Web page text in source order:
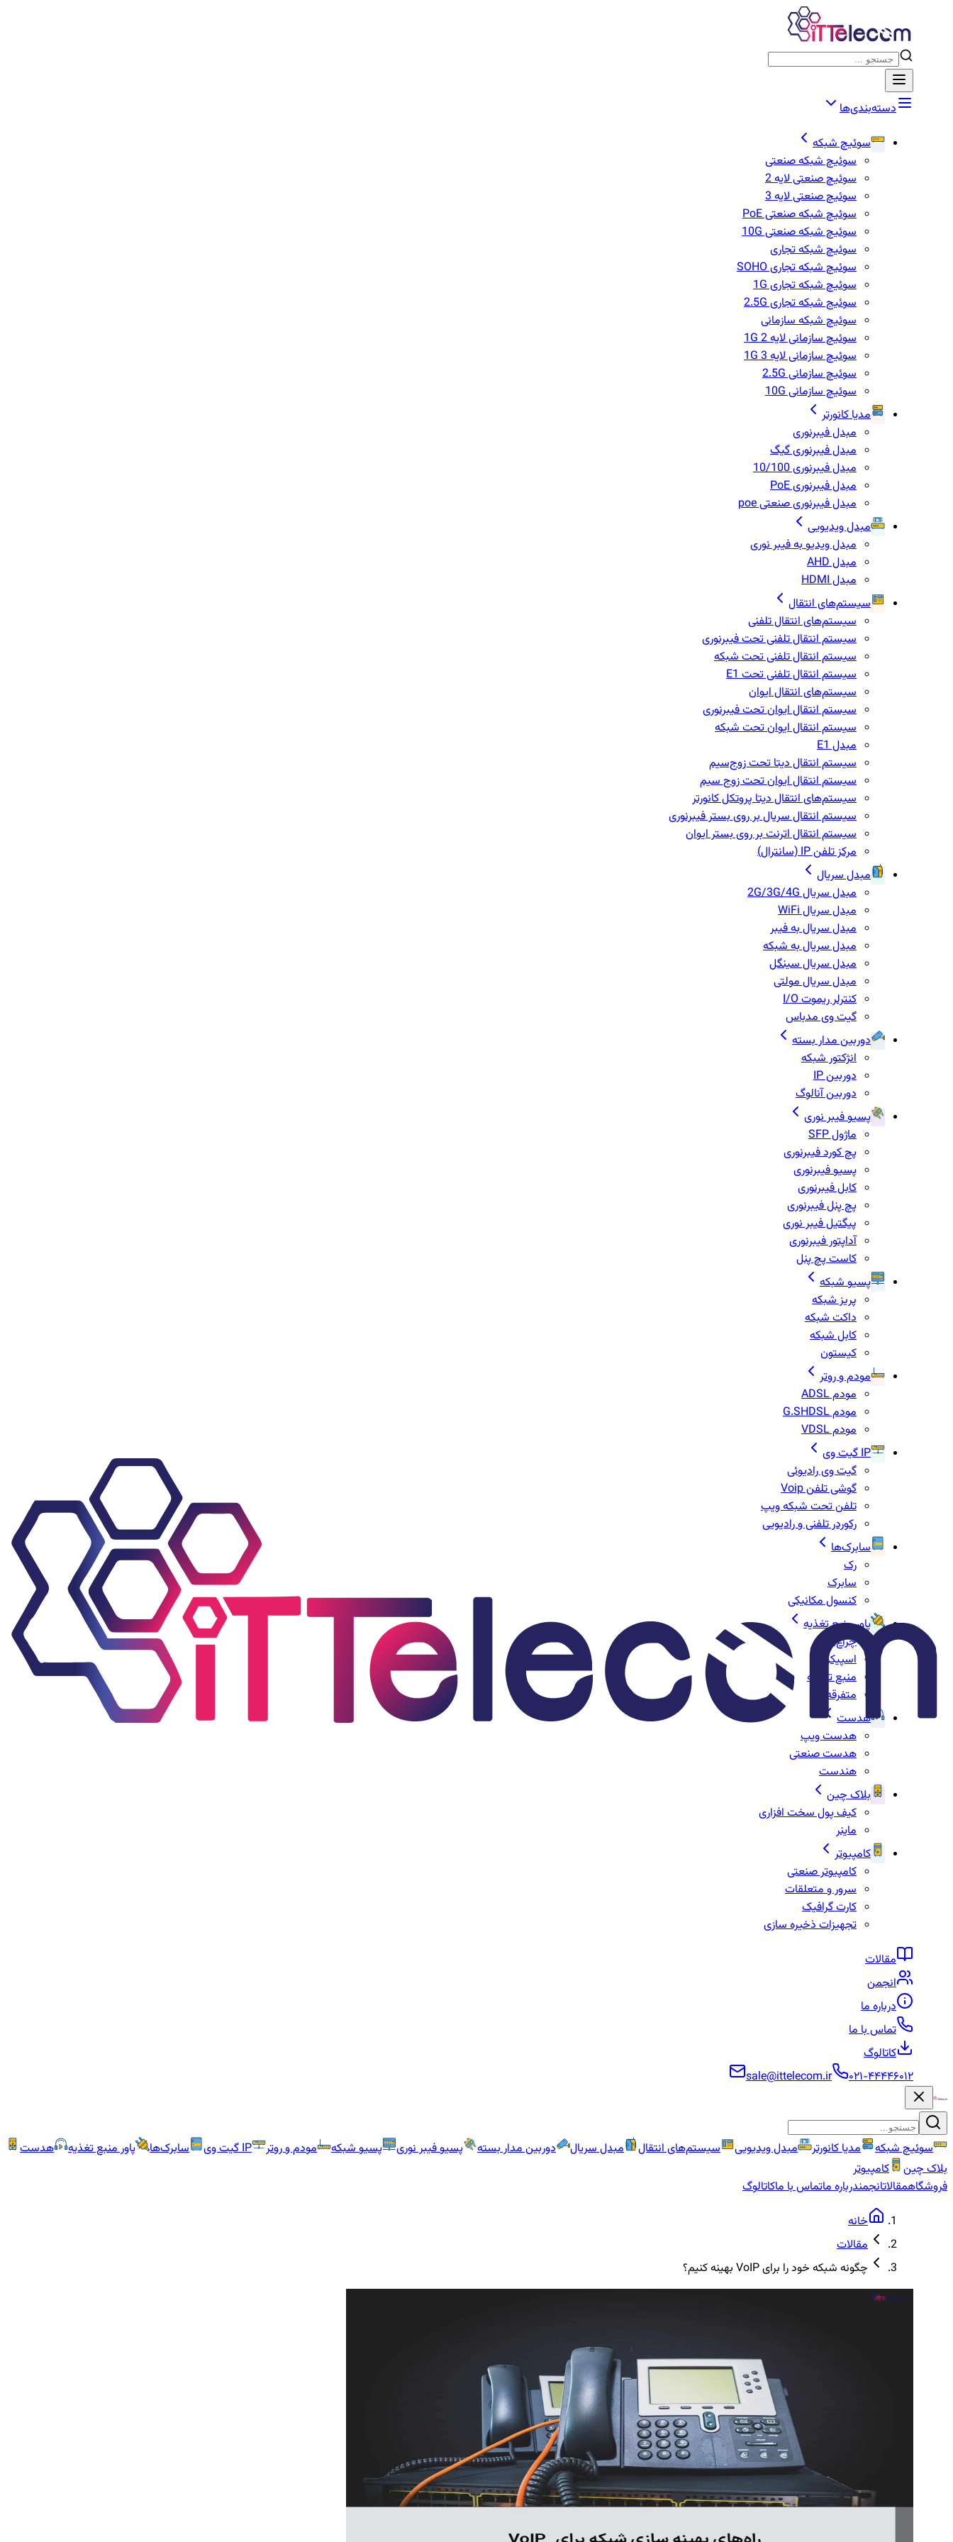
دسته‌بندی‌ها
سوئیچ شبکه
سوئیچ شبکه صنعتی
سوئیچ صنعتی لایه 2
سوئیچ صنعتی لایه 3
سوئیچ شبکه صنعتی PoE
سوئیچ شبکه صنعتی 10G
سوئیچ شبکه تجاری
سوئیچ شبکه تجاری SOHO
سوئیچ شبکه تجاری 1G
سوئیج شبکه تجاری 2.5G
سوئیچ شبکه سازمانی
سوئیچ سازمانی لایه 2 1G
سوئیچ سازمانی لایه 3 1G
سوئیچ سازمانی 2.5G
سوئیچ سازمانی 10G
مدیا کانورتر
مبدل فیبرنوری
مبدل فیبرنوری گیگ
مبدل فیبرنوری 10/100
مبدل فیبرنوری PoE
مبدل فیبرنوری صنعتی poe
مبدل ویدیویی
مبدل ویدیو به فیبر نوری
مبدل AHD
مبدل HDMI
سیستم‌های انتقال
سیستم‌های انتقال تلفنی
سیستم انتقال تلفنی تحت فیبرنوری
سیستم انتقال تلفنی تحت شبکه
سیستم انتقال تلفنی تحت E1
سیستم‌های انتقال ایوان
سیستم انتقال ایوان تحت فیبرنوری
سیستم انتقال ایوان تحت شبکه
مبدل E1
سیستم انتقال دیتا تحت زوج‌سیم
سیستم انتقال ایوان تحت زوج سیم
سیستم‌های انتقال دیتا پروتکل کانورتر
سیستم انتقال سریال بر روی بستر فیبرنوری
سیستم انتقال اترنت بر روی بستر ایوان
مرکز تلفن IP‌ (سانترال)
مبدل سریال
مبدل سریال 2G/3G/4G
مبدل سریال WiFi
مبدل سریال به فیبر
مبدل سریال به شبکه
مبدل سریال سینگل
مبدل سریال مولتی
کنترلر ریموت I/O
گیت وی مدباس
دوربین مدار بسته
انژکتور شبکه
دوربین IP
دوربین آنالوگ
پسیو فیبر نوری
ماژول SFP
پچ کورد فیبرنوری
پسیو فیبرنوری
کابل فیبرنوری
پچ پنل فیبرنوری
پیگتیل فیبر نوری
آداپتور فیبرنوری
کاست پچ پنل
پسیو شبکه
پریز شبکه
داکت شبکه
کابل شبکه
کیستون
مودم و روتر
مودم ADSL
مودم G.SHDSL
مودم VDSL
IP گیت وی
گیت وی رادیوئی
گوشی تلفن Voip
تلفن تحت شبکه ویپ
رکوردر تلفنی و رادیویی
سابرک‌ها
رک
سابرک
کنسول مکانیکی
پاور منبع تغذیه
چراغ‌ها
اسپیکر
منبع تغذیه
متفرقه
هدست
هدست ویپ
هدست صنعتی
هندست
بلاک چین
کیف پول سخت افزاری
ماینر
کامپیوتر
کامپیوتر صنعتی
سرور و متعلقات
کارت گرافیک
تجهیزات ذخیره سازی
مقالات
انجمن
درباره ما
تماس با ما
کاتالوگ
۰۲۱-۴۴۴۴۶۰۱۲
sale@ittelecom.ir
سوئیچ شبکه مدیا کانورتر مبدل ویدیویی سیستم‌های انتقال مبدل سریال دوربین مدار بسته پسیو فیبر نوری پسیو شبکه مودم و روتر IP گیت وی سابرک‌ها پاور منبع تغذیه
هدست
بلاک چین
کامپیوتر
فروشگاهمقالاتانجمندرباره ماتماس با ماکاتالوگ
خانه
مقالات
چگونه شبکه خود را برای VoIP بهینه کنیم؟